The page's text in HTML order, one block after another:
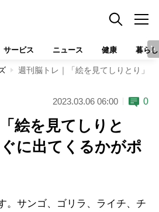
サービス ニュース 健康 暮らし
週刊脳トレ｜「絵を見てしりとり」
2023.03.06 06:00 0
絵を見てしりと
に出てくるかがポ
。サンゴ、ゴリラ、ライチ、チ